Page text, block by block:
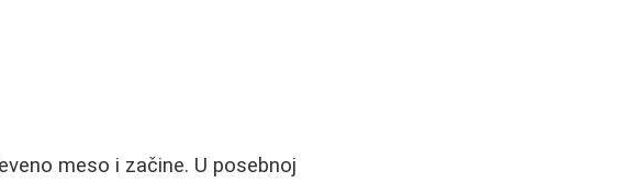
meso i začine. U posebnoj